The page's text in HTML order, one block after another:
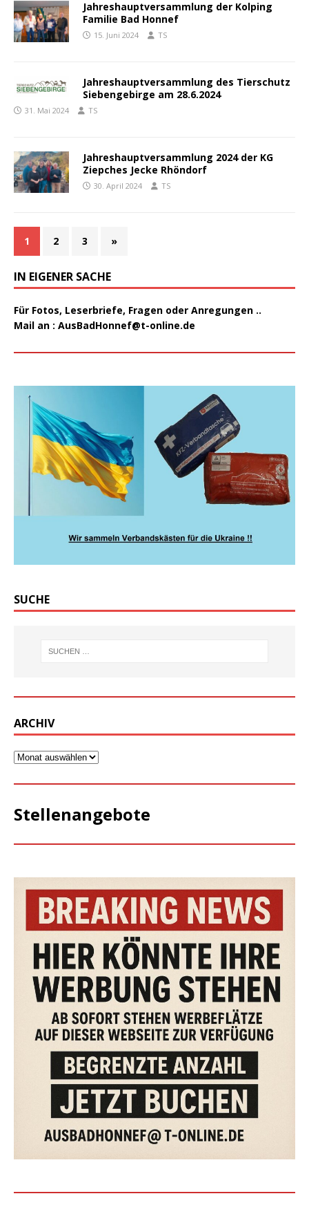
Jahreshauptversammlung der Kolping
Familie Bad Honnef
15. Juni 2024 TS
Jahreshauptversammlung des Tierschutz
Siebengebirge am 28.6.2024
31. Mai 2024 TS
Jahreshauptversammlung 2024 der KG
Ziepches Jecke Rhöndorf
30. April 2024 TS
1 2 3 »
IN EIGENER SACHE
Für Fotos, Leserbriefe, Fragen oder Anregungen ..
Mail an : AusBadHonnef@t-online.de
SUCHE
ARCHIV
Stellenangebote